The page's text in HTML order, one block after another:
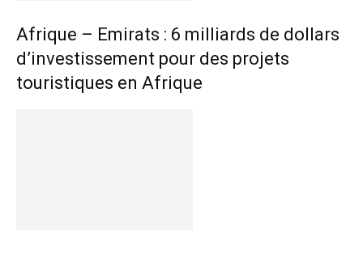
Afrique – Emirats : 6 milliards de dollars
d’investissement pour des projets
touristiques en Afrique